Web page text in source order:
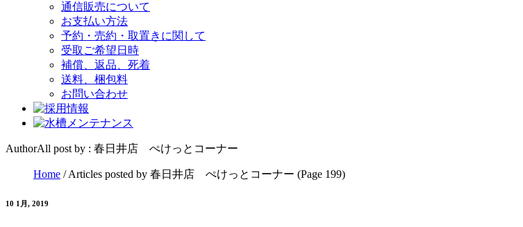
通信販売について
お支払い方法
予約・売約・取置きに関して
受取ご希望日時
補償、返品、死着
送料、梱包料
お問い合わせ
AuthorAll post by : 春日井店 ぺけっとコーナー
Home /Articles posted by 春日井店 ぺけっとコーナー (Page 199)
10 1月, 2019